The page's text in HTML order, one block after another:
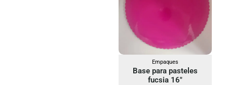
Empaques
Base para pasteles
fucsia 16"